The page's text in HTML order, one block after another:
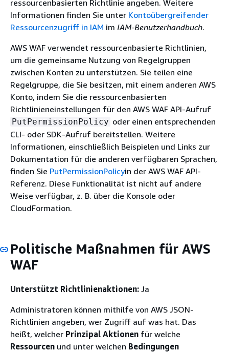
ressourcenbasierten Richtlinie angeben. Weitere
Informationen finden Sie unter Kontoübergreifender
Ressourcenzugriff in IAM im IAM-Benutzerhandbuch.
AWS WAF verwendet ressourcenbasierte Richtlinien,
um die gemeinsame Nutzung von Regelgruppen
zwischen Konten zu unterstützen. Sie teilen eine
Regelgruppe, die Sie besitzen, mit einem anderen AWS
Konto, indem Sie die ressourcenbasierten
Richtlinieneinstellungen für den AWS WAF API-Aufruf
PutPermissionPolicy oder einen entsprechenden
CLI- oder SDK-Aufruf bereitstellen. Weitere
Informationen, einschließlich Beispielen und Links zur
Dokumentation für die anderen verfügbaren Sprachen,
finden Sie PutPermissionPolicyin der AWS WAF API-
Referenz. Diese Funktionalität ist nicht auf andere
Weise verfügbar, z. B. über die Konsole oder
CloudFormation.
Politische Maßnahmen für AWS
WAF
Unterstützt Richtlinienaktionen: Ja
Administratoren können mithilfe von AWS JSON-
Richtlinien angeben, wer Zugriff auf was hat. Das
heißt, welcher Prinzipal Aktionen für welche
Ressourcen und unter welchen Bedingungen